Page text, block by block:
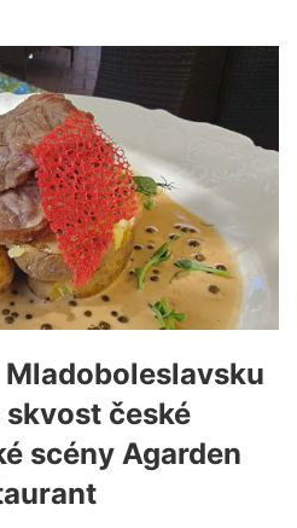
české
scény Agarden